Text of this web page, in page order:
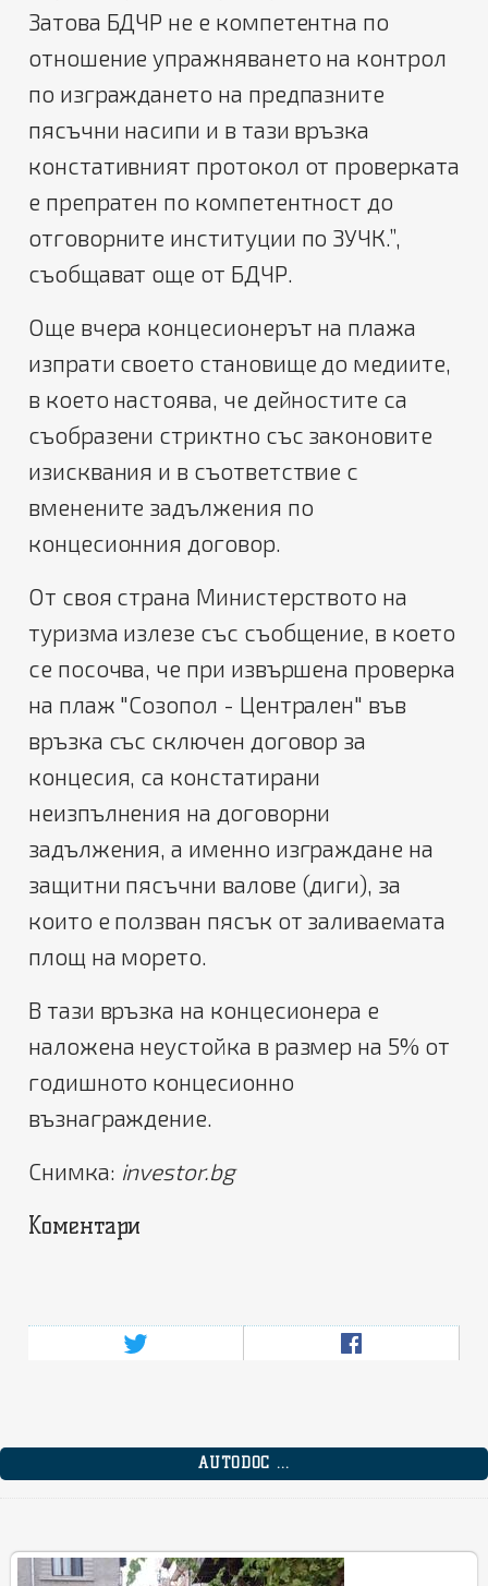
Затова БДЧР не е компетентна по
отношение упражняването на контрол
по изграждането на предпазните
пясъчни насипи и в тази връзка
констативният протокол от проверката
е препратен по компетентност до
отговорните институции по ЗУЧК.”,
съобщават още от БДЧР.
Още вчера концесионерът на плажа
изпрати своето становище до медиите,
в което настоява, че дейностите са
съобразени стриктно със законовите
изисквания и в съответствие с
вменените задължения по
концесионния договор.
От своя страна Министерството на
туризма излезе със съобщение, в което
се посочва, че при извършена проверка
на плаж "Созопол - Централен" във
връзка със сключен договор за
концесия, са констатирани
неизпълнения на договорни
задължения, а именно изграждане на
защитни пясъчни валове (диги), за
които е ползван пясък от заливаемата
площ на морето.
В тази връзка на концесионера е
наложена неустойка в размер на 5% от
годишното концесионно
възнаграждение.
Снимка: investor.bg
Коментари
AUTODOC ...